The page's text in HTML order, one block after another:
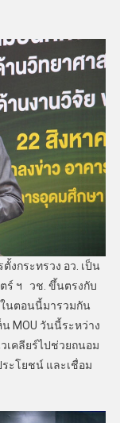
กระทรวง อว. เป็น
ตร์ ฯ วช. ขึ้นตรงกับ
นตอนนี้มารวมกัน
MOU วันนี้ระหว่าง
เคลียร์ไปช่วยถนอม
ะโยชน์ และเชื่อม